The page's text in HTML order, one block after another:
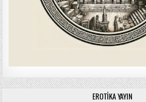
EROTIKA YAYIN